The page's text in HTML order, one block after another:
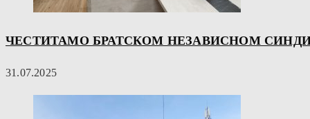
ЧЕСТИТАМО БРАТСКОМ НЕЗАВИСНОМ
31.07.2025